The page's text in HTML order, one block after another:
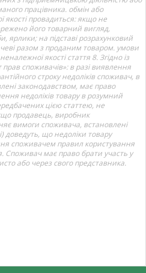
працівника. обмін або
якості провадиться: якщо не
його товарний вигляд,
ярлики; на підставі розрахунковий
разом з проданим товаром. умови
якості стаття 8. Згідно із
споживачів»: в разі виявлення
строку недоліків споживач, в
законодавством, має право
недоліків товару в розумний
цією статтею, не
продавець, виробник
вимоги споживача, встановлені
доведуть, що недоліки товару
споживачем правил користування
Споживач має право брати участь у
або через свого представника.